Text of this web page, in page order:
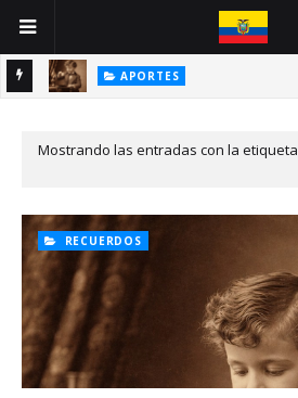
APORTES
Mostrando las entradas con la etiqueta
RECUERDOS